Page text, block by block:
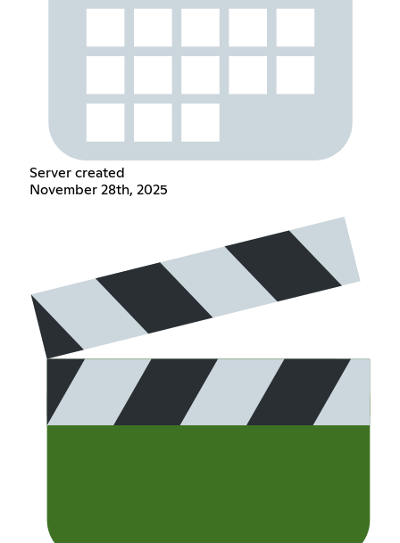
Server created
November 28th, 2025